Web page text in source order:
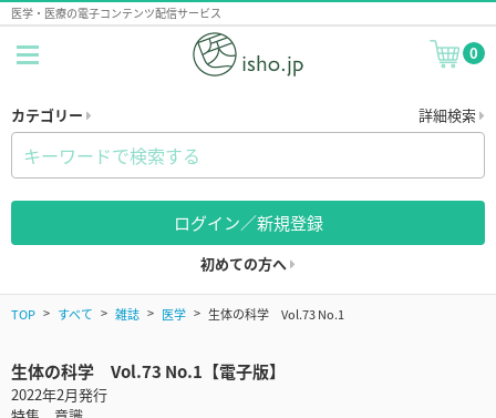
医学・医療の電子コンテンツ配信サービス
0
カテゴリー 詳細検索
ログイン／新規登録
初めての方へ
TOP すべて 雑誌 医学 生体の科学 Vol.73 No.1
生体の科学 Vol.73 No.1【電子版】
2022年2月発行